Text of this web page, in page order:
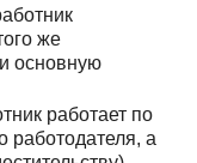
же
основную
работает по
работодателя, а